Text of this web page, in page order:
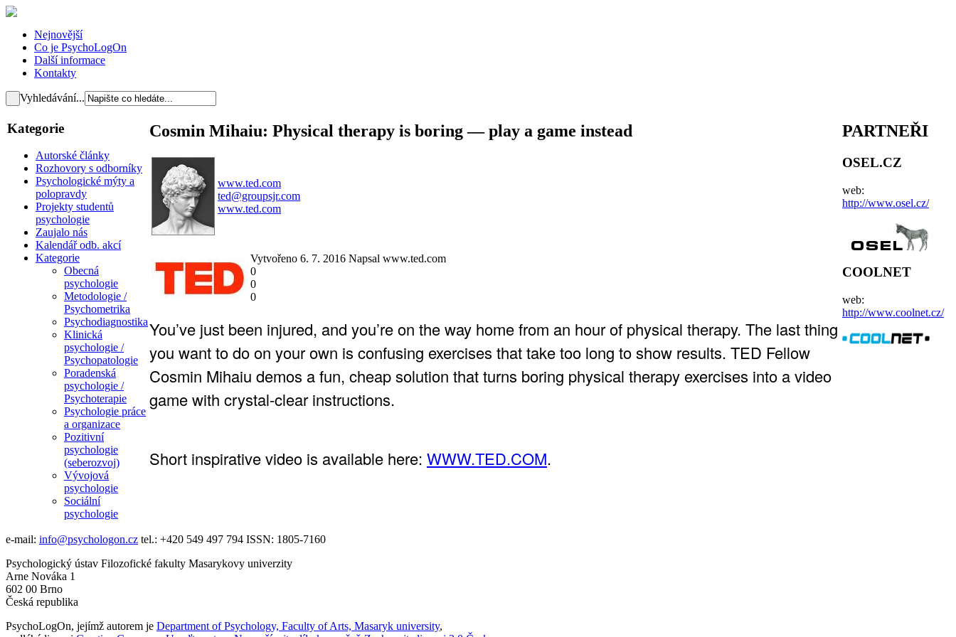
Nejnovější
Co je PsychoLogOn
Další informace
Kontakty
Vyhledávání...
Kategorie
Autorské články
Rozhovory s odborníky
Psychologické mýty a
polopravdy
Projekty studentů
psychologie
Zaujalo nás
Kalendář odb. akcí
Kategorie
Obecná
psychologie
Metodologie /
Psychometrika
Psychodiagnostika
Klinická
psychologie /
Psychopatologie
Poradenská
psychologie /
Psychoterapie
Psychologie práce
a organizace
Pozitivní
psychologie
(seberozvoj)
Vývojová
psychologie
Sociální
psychologie
Cosmin Mihaiu: Physical therapy is boring — play a game instead
www.ted.com
ted@groupsjr.com
www.ted.com
Vytvořeno 6. 7. 2016 Napsal www.ted.com
0
0
0
You’ve just been injured, and you’re on the way home from an hour of physical therapy. The last thing
you want to do on your own is confusing exercises that take too long to show results. TED Fellow
Cosmin Mihaiu demos a fun, cheap solution that turns boring physical therapy exercises into a video
game with crystal-clear instructions.
Short inspirative video is available here: WWW.TED.COM.
PARTNEŘI
OSEL.CZ
web:
http://www.osel.cz/
COOLNET
web:
http://www.coolnet.cz/
e-mail: info@psychologon.cz tel.: +420 549 497 794 ISSN: 1805-7160
Psychologický ústav Filozofické fakulty Masarykovy univerzity
Arne Nováka 1
602 00 Brno
Česká republika
PsychoLogOn, jejímž autorem je Department of Psychology, Faculty of Arts, Masaryk university,